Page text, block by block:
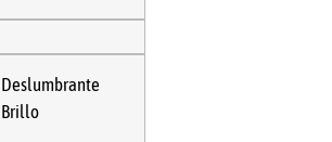
Deslumbrante
Brillo